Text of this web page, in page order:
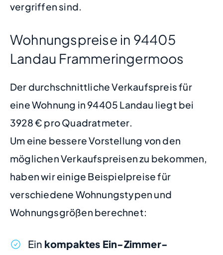
vergriffen sind.
Wohnungspreise in 94405
Landau Frammeringermoos
Der durchschnittliche Verkaufspreis für
eine Wohnung in 94405 Landau liegt bei
3928 € pro Quadratmeter.
Um eine bessere Vorstellung von den
möglichen Verkaufspreisen zu bekommen,
haben wir einige Beispielpreise für
verschiedene Wohnungstypen und
Wohnungsgrößen berechnet:
Ein kompaktes Ein-Zimmer-